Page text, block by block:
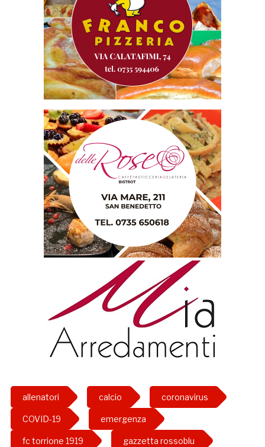
allenatori calcio coronavirus
COVID-19 emergenza
fc torrione 1919 gazzetta rossoblu